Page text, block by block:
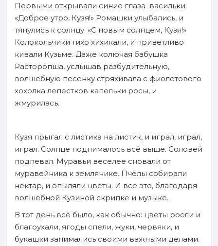
Первыми открывали синие глаза васильки:
«Доброе утро, Кузя!» Ромашки улыбались, и
тянулись к солнцу: «С новым солнцем, Кузя!»
Колокольчики тихо хихикали, и приветливо
кивали Кузьме. Даже колючая бабушка
Расторопша, услышав разбудительную,
волшебную песенку стряхивала с фиолетового
хохолка лепестков капельки росы, и
жмурилась.
Кузя прыгал с листика на листик, и играл, играл,
играл. Солнце поднималось всё выше. Соловей
подпевал. Муравьи веселее сновали от
муравейника к землянике. Пчёлы собирали
нектар, и опыляли цветы. И всё это, благодаря
волшебной Кузиной скрипке и музыке.
В тот день всё было, как обычно: цветы росли и
благоухали, ягоды спели, жуки, червяки, и
букашки занимались своими важными делами.